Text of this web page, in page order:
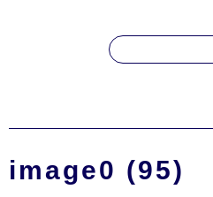
image0 (95)